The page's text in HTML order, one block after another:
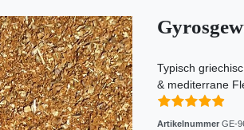
Typisch
& mediterrane
Artikelnummer GE-